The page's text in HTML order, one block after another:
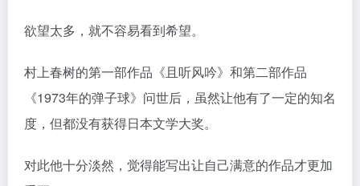
欲望太多，就不容易看到希望。
村上春树的第一部作品《且听风吟》和第二部作品
《1973年的弹子球》问世后，虽然让他有了一定的知名
度，但都没有获得日本文学大奖。
对此他十分淡然，觉得能写出让自己满意的作品才更加